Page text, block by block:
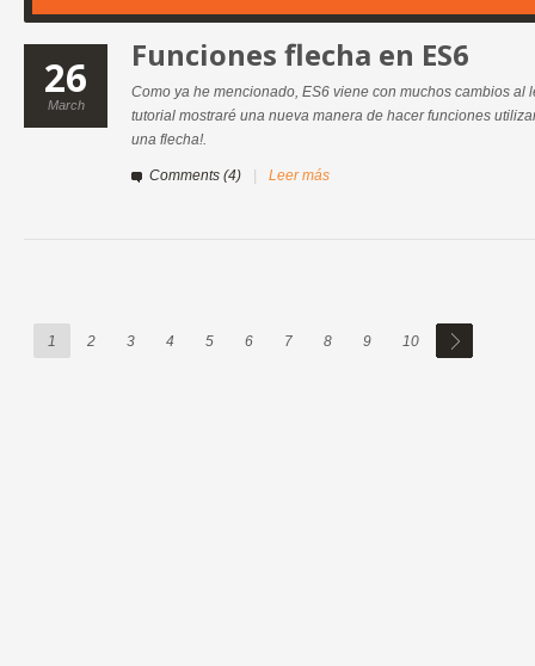
26
March
Funciones flecha en ES6
Como ya he mencionado, ES6 viene con muchos cambios al
tutorial mostraré una nueva manera de hacer funciones
una flecha!.
Comments (4) Leer más
1 2 3 4 5 6 7 8 9 10